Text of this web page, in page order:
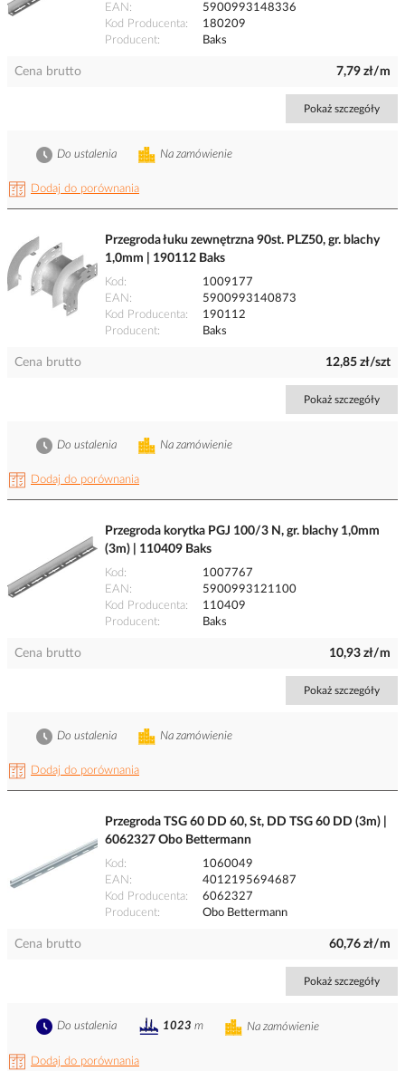
EAN
5900993148336
Kod Producenta
180209
Producent
Baks
Cena brutto 7,79 zł/m
Pokaż szczegóły
Dodaj do porównania
Na zamówienie
Do ustalenia
Przegroda łuku zewnętrzna 90st. PLZ50, gr. blachy
1,0mm | 190112 Baks
Kod
1009177
EAN
5900993140873
Kod Producenta
190112
Producent
Baks
Cena brutto 12,85 zł/szt
Pokaż szczegóły
Dodaj do porównania
Na zamówienie
Do ustalenia
Przegroda korytka PGJ 100/3 N, gr. blachy 1,0mm
(3m) | 110409 Baks
Kod
1007767
EAN
5900993121100
Kod Producenta
110409
Producent
Baks
Cena brutto 10,93 zł/m
Pokaż szczegóły
Dodaj do porównania
Na zamówienie
Do ustalenia
Przegroda TSG 60 DD 60, St, DD TSG 60 DD (3m) |
6062327 Obo Bettermann
Kod
1060049
EAN
4012195694687
Kod Producenta
6062327
Producent
Obo Bettermann
Cena brutto 60,76 zł/m
Pokaż szczegóły
Dodaj do porównania
Na zamówienie
Do ustalenia 1023 m